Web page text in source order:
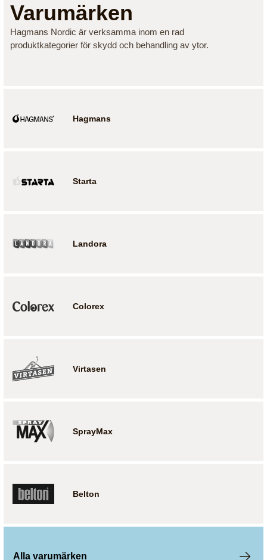
Varumärken
Hagmans Nordic är verksamma inom en rad
produktkategorier för skydd och behandling av ytor.
Hagmans
Starta
Landora
Colorex
Virtasen
SprayMax
Belton
Alla varumärken